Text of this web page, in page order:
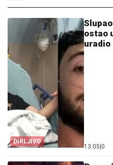
DIRLJIVO
ostao
uradio
13:05 0